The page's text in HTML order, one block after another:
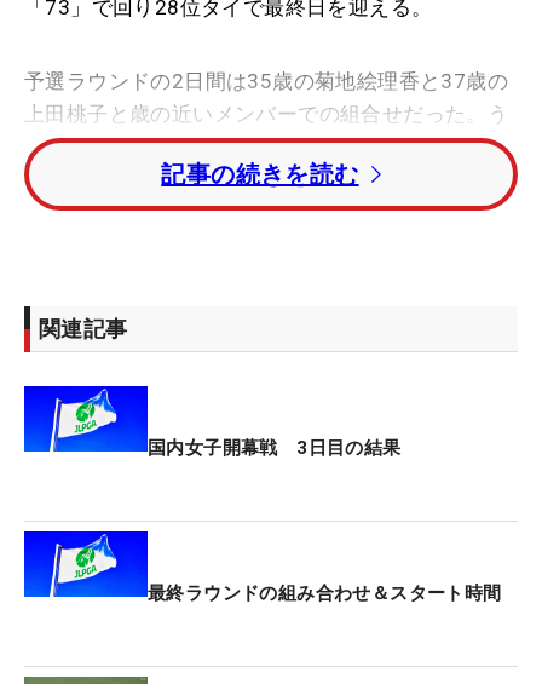
「73」で回り28位タイで最終日を迎える。
予選ラウンドの2日間は35歳の菊地絵理香と37歳の
上田桃子と歳の近いメンバーでの組合せだった。う
って変わって3日目は阿部未悠、QTランク1位の宋
ガウンでともに2000年生まれの23歳とのラウン
ド。一回り年下のふたりのプレーを見て「熱いです
「上手いです。上手いしか言えないです。私が18
歳、19歳のときに比べたら全然レベルが違うし、い
は、きょう調子悪そうだったけど、調子がよかった
らポンポンと勝てそうな感じだし、宋さんも」と若
また、技術面だけでなく、プレースタイルにも気づ
きがあった。「みんなリズム感を自分で持っていま
すよね。個人個人のルーティンとか、みんな変わら
くて、ちゃんと決まったことをやっている」と歩く
記事の続きを読む
関連記事
国内女子開幕戦 3日目の結果
最終ラウンドの組み合わせ＆スタート時間